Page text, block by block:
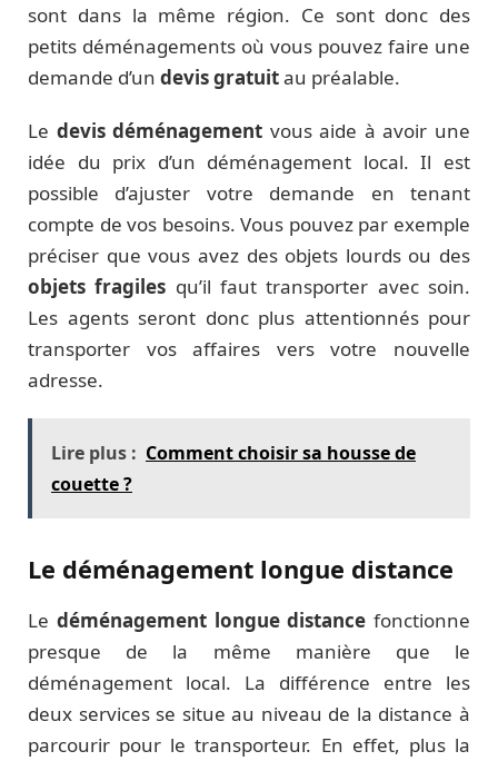
sont dans la même région. Ce sont donc des
petits déménagements où vous pouvez faire une
demande d’un devis gratuitau préalable.
Le devis déménagement vous aide à avoir une
idée du prix d’un déménagement local. Il est
possible d’ajuster votre demande en tenant
compte de vos besoins. Vous pouvez par exemple
préciser que vous avez des objets lourds ou des
objets fragiles qu’il faut transporter avec soin.
Les agents seront donc plus attentionnés pour
transporter vos affaires vers votre nouvelle
adresse.
Lire plus : Comment choisir sa housse de
couette ?
Le déménagement longue distance
Le déménagement longue distance fonctionne
presque de la même manière que le
déménagement local. La différence entre les
deux services se situe au niveau de la distance à
parcourir pour le transporteur. En effet, plus la